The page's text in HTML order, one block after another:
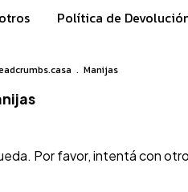
Política de
. Manijas
Por favor, intentá con